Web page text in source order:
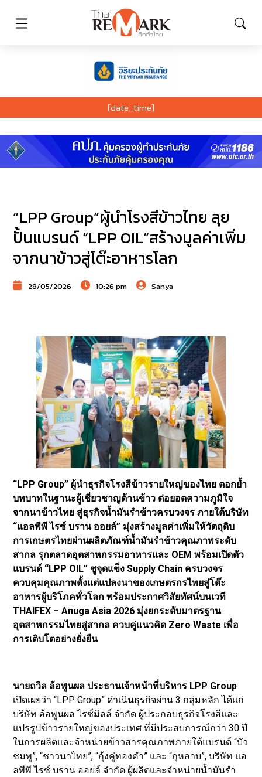
[date_time]
“LPP Group”ผู้นำโรงสีข้าวไทย ลุย
ปั้นแบรนด์ “LPP OIL”สร้างมูลค่าเพิ่ม
จากนาข้าวสู่โต๊ะอาหารโลก
28/05/2026 10:26 pm Sanya
“LPP Group” ผู้นำธุรกิจโรงสีข้าวรายใหญ่ของไทย ตอกย้ำ
บทบาทในฐานะผู้เชี่ยวชาญด้านข้าว ต่อยอดความภูมิใจ
จากนาข้าวไทย สู่ธุรกิจน้ำมันรำข้าวครบวงจร ภายใต้บริษัท
“แอลพีพี ไรซ์ บราน ออยล์” มุ่งสร้างมูลค่าเพิ่มให้วัตถุดิบ
การเกษตรไทยผ่านผลิตภัณฑ์น้ำมันรำข้าวคุณภาพระดับ
สากล รุกตลาดอุตสาหกรรมอาหารและ OEM พร้อมเปิดตัว
แบรนด์ “LPP OIL” ชูจุดแข็ง Supply Chain ครบวงจร
ควบคุมคุณภาพตั้งแต่แปลงนาของเกษตรกรไทยสู่โต๊ะ
อาหารผู้บริโภคทั่วโลก พร้อมประกาศวิสัยทัศน์บนเวที
THAIFEX – Anuga Asia 2026 มุ่งยกระดับมาตรฐาน
อุตสาหกรรมไทยสู่สากล ควบคู่แนวคิด Zero Waste เพื่อ
การเติบโตอย่างยั่งยืน
นายถวิล ล้อพูนผล ประธานเจ้าหน้าที่บริหาร LPP Group
เปิดเผยว่า “LPP Group” ดำเนินธุรกิจผ่าน 3 กลุ่มหลัก ได้แก่
บริษัท ล้อพูนผล ไรซ์มิลล์ จำกัด ผู้ประกอบธุรกิจโรงสีและ
แปรรูปข้าวรายใหญ่ของประเทศ ที่มีประสบการณ์กว่า 30 ปี
ในการผลิตและจำหน่ายข้าวสารคุณภาพภายใต้แบรนด์ “บัว
ชมพู”, “ชาวนาไทย”, “กุ้งคู่ทองคำ” และ “กุหลาบ”, บริษัท แอ
ลพีพี ไรซ์ บราน ออยล์ จำกัด ผู้ผลิตและจำหน่ายน้ำมันรำ